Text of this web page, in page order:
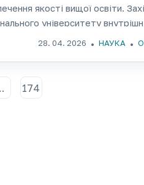
якості вищої освіти.
університету
28. 04. 2026 НАУКА
174